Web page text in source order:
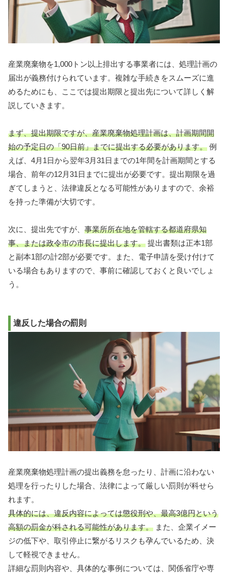
産業廃棄物を1,000トン以上排出する事業者には、処理計画の
届出が義務付けられています。複雑な手続きをスムーズに進
めるためにも、ここでは提出期限と提出先について詳しく解
説していきます。
まず、提出期限ですが、産業廃棄物処理計画は、計画期間開
始の予定日の「90日前」までに提出する必要があります。 例
えば、4月1日から翌年3月31日までの1年間を計画期間とする
場合、前年の12月31日までに提出が必要です。提出期限を過
ぎてしまうと、法律違反となる可能性がありますので、余裕
を持った準備が大切です。
次に、提出先ですが、 事業所所在地を管轄する都道府県知
事、または政令市の市長に提出します。 提出書類は正本1部
と副本1部の計2部が必要です。また、電子申請を受け付けて
いる場合もありますので、事前に確認しておくと良いでしょ
う。
違反した場合の罰則
産業廃棄物処理計画の提出義務を怠ったり、計画に沿わない
処理を行ったりした場合、法律によって厳しい罰則が科せら
れます。
具体的には、違反内容によっては懲役刑や、最高3億円という
高額の罰金が科される可能性があります。 また、企業イメー
ジの低下や、取引停止に繋がるリスクも孕んでいるため、決
して軽視できません。
詳細な罰則内容や、具体的な事例については、関係省庁や専